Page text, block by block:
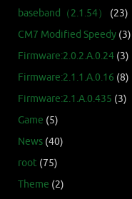
baseband（2.1.54）
(23)
CM7 Modified Speedy (3)
Firmware:2.0.2.A.0.24 (3)
Firmware:2.1.1.A.0.16 (8)
Firmware:2.1.A.0.435 (3)
Game (5)
News (40)
root (75)
Theme (2)